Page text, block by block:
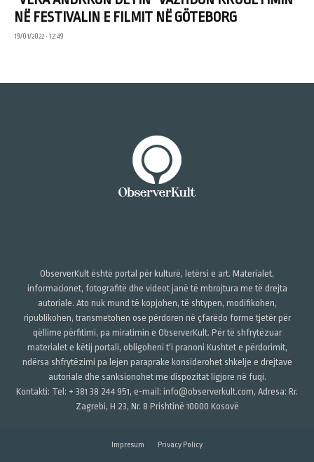
NË FESTIVALIN E FILMIT NË GÖTEBORG
19/01/2022 • 12:49
ObserverKult është portal për kulturë, letërsi e art. Materialet,
informacionet, fotografitë dhe videot janë të mbrojtura me të drejta
autoriale. Ato nuk mund të kopjohen, të shtypen, modifikohen,
ripublikohen, transmetohen ose përdoren në çfarëdo forme tjetër për
qëllime përfitimi, pa miratimin e ObserverKult. Për të shfrytëzuar
materialet e këtij portali, obligoheni t'i pranoni Kushtet e përdorimit,
ndërsa shfrytëzimi pa lejen paraprake konsiderohet shkelje e drejtave
autoriale dhe sanksionohet me dispozitat ligjore në fuqi.
Kontakti: Tel: + 381 38 244 951, e-mail: info@observerkult.com, Adresa: Rr.
Zagrebi, H 23, Nr. 8 Prishtinë 10000 Kosovë
Impresum Privacy Policy